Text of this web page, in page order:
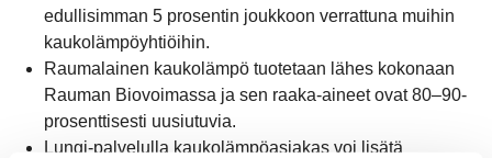
edullisimman 5 prosentin joukkoon verrattuna muihin
kaukolämpöyhtiöihin.
Raumalainen kaukolämpö tuotetaan lähes kokonaan
Rauman Biovoimassa ja sen raaka-aineet ovat 80–90-
prosenttisesti uusiutuvia.
Lungi-palvelulla kaukolämpöasiakas voi lisätä